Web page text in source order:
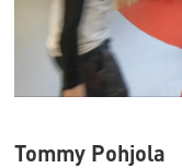
Tommy Pohjola